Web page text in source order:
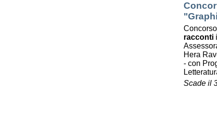
racconti
Hera
- con
Scade il